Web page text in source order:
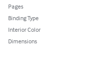
Pages
Binding Type
Interior Color
Dimensions